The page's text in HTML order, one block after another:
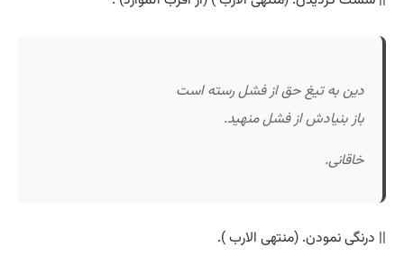
دین به تیغ حق از فشل رسته است
باز بنیادش از فشل منهید.
خاقانی.
|| درنگی نمودن. (منتهی الارب ).